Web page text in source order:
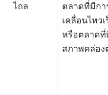
ไถล
ตลาดที่มีกา
เคลื่อนไหวเ
หรือตลาดที่
สภาพคล่อง